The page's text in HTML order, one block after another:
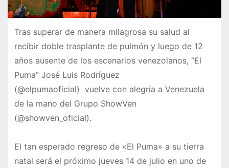
Tras superar de manera milagrosa su salud al
recibir doble trasplante de pulmón y luego de 12
años ausente de los escenarios venezolanos, “El
Puma” José Luis Rodríguez
(@elpumaoficial) vuelve con alegría a Venezuela
de la mano del Grupo ShowVen
(@showven_oficial).
El tan esperado regreso de «El Puma» a su tierra
natal será el próximo jueves 14 de julio en uno de